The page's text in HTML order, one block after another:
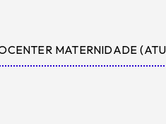
MATERNIDADE